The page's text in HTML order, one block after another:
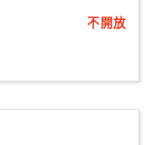
不開放